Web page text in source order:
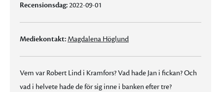
Recensionsdag:2022-09-01
Mediekontakt:Magdalena Höglund
Vem var Robert Lind i Kramfors? Vad hade Jan i fickan? Och
vad i helvete hade de för sig inne i banken efter tre?